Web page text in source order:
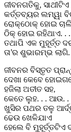
ଜୀବନଗତିକୁ,
କର୍ତ୍ତବ୍ୟର ଲମ୍ୱା
ରୋକ୍‌ଠୋକ୍ ହୋଇ
ଠିକ୍ ହୋଇ ରହିଥାଏ. . .
ତଥାପି ଏକ ମୁହୂର୍ତ୍ତ
ତା’ର ଶୁଭାରମ୍ଭ ଲାଗି.
ଜୀବନର ବିସ୍ତୃତ
ଦେଖା କେବେ
ହଜିଲା ଅତୀତ ସହ,
କେତେ ଲୁହ. . . ଆଉ. .
ଖୁସିର ପଥର ତଳୁ
ଢେଉ ଖେଳିଯାଏ
ହେଲେ ବି ମୁହୂର୍ତ୍ତଟିଏ